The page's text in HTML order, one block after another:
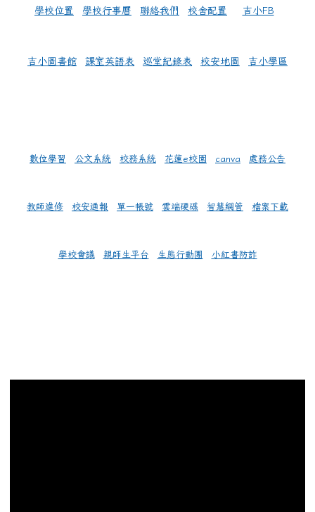
學校位置 學校行事曆 聯絡我們 校舍配置 吉小FB
吉小圖書館 課室英語表 巡堂紀錄表 校安地圖 吉小學區
數位學習 公文系統 校務系統 花蓮e校園 canva 處務公告
教師進修 校安通報 單一帳號 雲端硬碟 智慧網管 檔案下載
學校會議 親師生平台 生態行動團 小紅書防詐